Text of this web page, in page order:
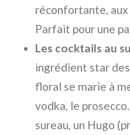
réconfortante,
Parfait pour une
Les cocktails au
ingrédient star
floral se marie à
vodka, le
sureau, un Hugo